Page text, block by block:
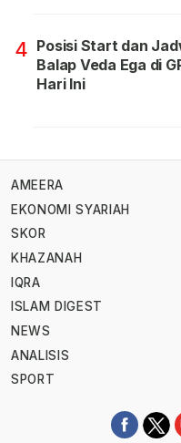
4 Posisi Start dan
Balap Veda Ega di
Hari Ini
AMEERA
EKONOMI SYARIAH
SKOR
KHAZANAH
IQRA
ISLAM DIGEST
NEWS
ANALISIS
SPORT